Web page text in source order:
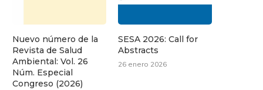
Nuevo número de la
Revista de Salud
Ambiental: Vol. 26
Núm. Especial
Congreso (2026)
SESA 2026: Call for
Abstracts
26 enero 2026